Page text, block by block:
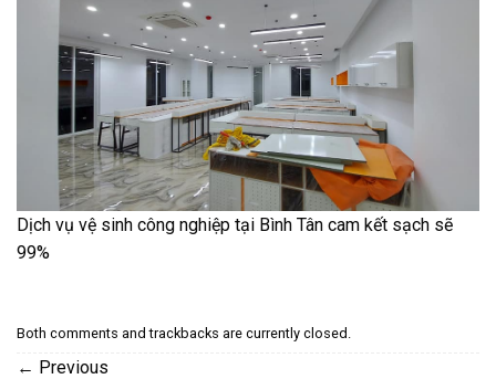
Dịch vụ vệ sinh công nghiệp tại Bình Tân cam kết sạch sẽ
99%
Both comments and trackbacks are currently closed.
← Previous